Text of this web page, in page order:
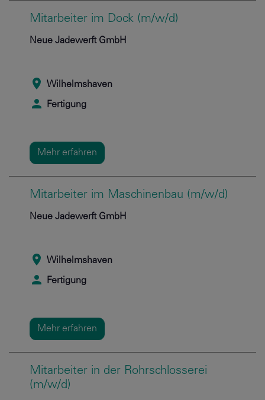
Mitarbeiter im Dock (m/w/d)
Neue Jadewerft GmbH
Wilhelmshaven
Fertigung
Mehr erfahren
Mitarbeiter im Maschinenbau (m/w/d)
Neue Jadewerft GmbH
Wilhelmshaven
Fertigung
Mehr erfahren
Mitarbeiter in der Rohrschlosserei
(m/w/d)